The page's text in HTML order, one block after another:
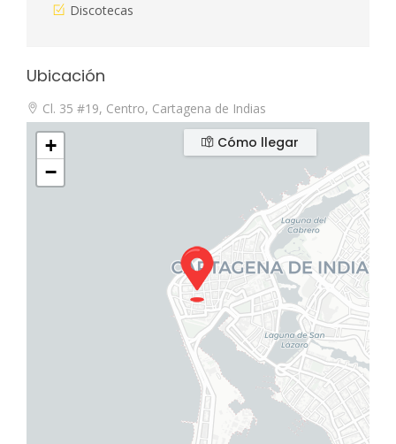
Discotecas
Ubicación
Cl. 35 #19, Centro, Cartagena de Indias
+
−
Cómo llegar